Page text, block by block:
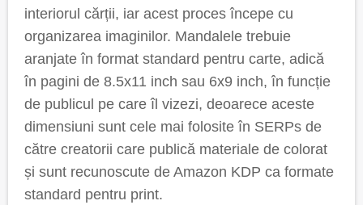
interiorul cărții, iar acest proces începe cu
organizarea imaginilor. Mandalele trebuie
aranjate în format standard pentru carte, adică
în pagini de 8.5x11 inch sau 6x9 inch, în funcție
de publicul pe care îl vizezi, deoarece aceste
dimensiuni sunt cele mai folosite în SERPs de
către creatorii care publică materiale de colorat
și sunt recunoscute de Amazon KDP ca formate
standard pentru print.